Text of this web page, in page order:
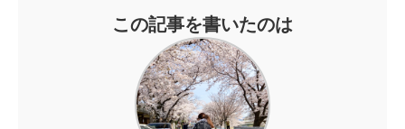
この記事を書いたのは